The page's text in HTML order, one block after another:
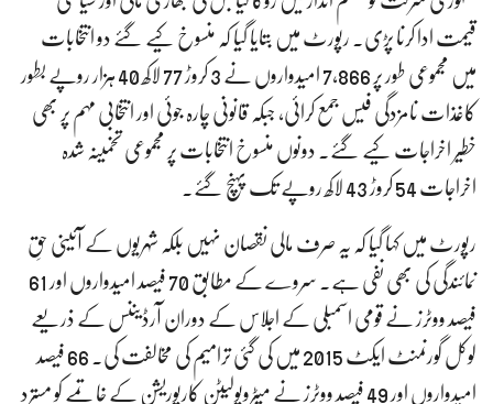
قیمت ادا کرنا پڑی۔ رپورٹ میں بتایا گیا کہ منسوخ کیے گئے دو انتخابات
میں مجموعی طور پر 7,866 امیدواروں نے 3 کروڑ 77 لاکھ 40 ہزار روپے بطور
کاغذات نامزدگی فیس جمع کرائی، جبکہ قانونی چارہ جوئی اور انتخابی مہم پر بھی
خطیر اخراجات کیے گئے۔ دونوں منسوخ انتخابات پر مجموعی تخمینہ شدہ
اخراجات 54 کروڑ 43 لاکھ روپے تک پہنچ گئے۔
رپورٹ میں کہا گیا کہ یہ صرف مالی نقصان نہیں بلکہ شہریوں کے آئینی حقِ
نمائندگی کی بھی نفی ہے۔ سروے کے مطابق 70 فیصد امیدواروں اور 61
فیصد ووٹرز نے قومی اسمبلی کے اجلاس کے دوران آرڈیننس کے ذریعے
لوکل گورنمنٹ ایکٹ 2015 میں کی گئی ترامیم کی مخالفت کی۔ 66 فیصد
امیدواروں اور 49 فیصد ووٹرز نے میٹروپولیٹن کارپوریشن کے خاتمے کو مسترد